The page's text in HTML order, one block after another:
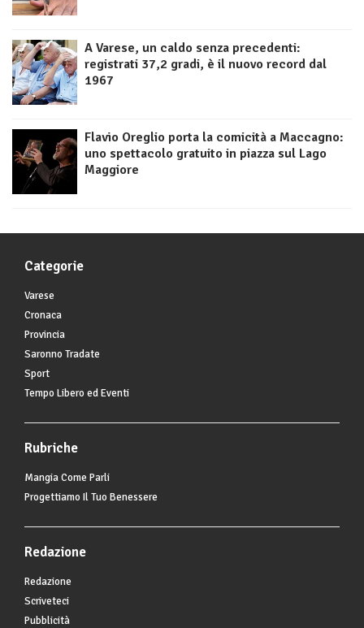
A Varese, un caldo senza precedenti:
registrati 37,2 gradi, è il nuovo record dal
1967
Flavio Oreglio porta la comicità a Maccagno:
uno spettacolo gratuito in piazza sul Lago
Maggiore
Categorie
Varese
Cronaca
Provincia
Saronno Tradate
Sport
Tempo Libero ed Eventi
Rubriche
Mangia Come Parli
Progettiamo Il Tuo Benessere
Redazione
Redazione
Scriveteci
Pubblicità